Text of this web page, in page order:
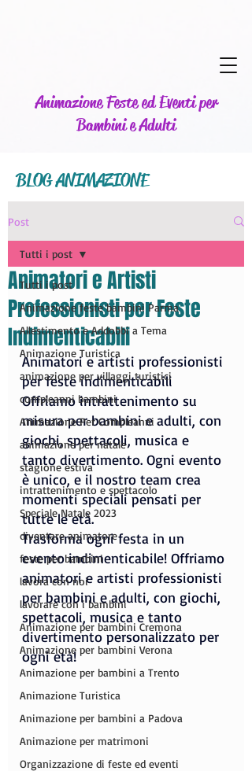
Animazione Feste ed Eventi per
Bambini e Adulti
BLOG ANIMAZIONE
Post
Tutti i post
Animazione feste bambini Parma
Allestimento e Addobbi a Tema
Animazione Turistica
animazione per villaggi turistici
compleanni bambini
Animazione Per Compleanni
animazione per natale
stagione estiva
intrattenimento e spettacolo
Speciale Natale 2023
diventare animatore
feste per bambini
lavora con noi
lavorare con i bambini
Animazione per bambini Cremona
Animazione per bambini Verona
Animazione per bambini a Trento
Animazione Turistica
Animazione per bambini a Padova
Animazione per matrimoni
Organizzazione di feste ed eventi
Tutti i post
Animatori e Artisti
Professionisti per Feste
Indimenticabili
Animatori e artisti professionisti
per feste indimenticabili
Offriamo intrattenimento su
misura per bambini e adulti, con
giochi, spettacoli, musica e
tanto divertimento. Ogni evento
è unico, e il nostro team crea
momenti speciali pensati per
tutte le età.
Trasforma ogni festa in un
evento indimenticabile! Offriamo
animatori e artisti professionisti
per bambini e adulti, con giochi,
spettacoli, musica e tanto
divertimento personalizzato per
ogni età!